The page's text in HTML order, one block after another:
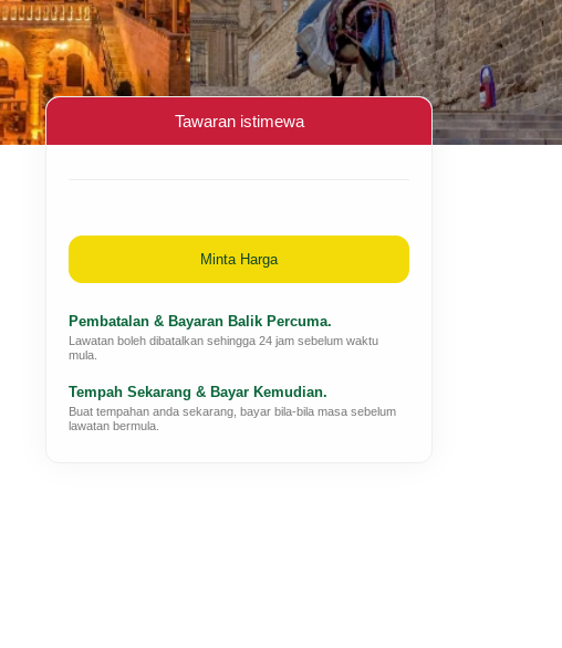
Tawaran istimewa
Minta Harga
Pembatalan & Bayaran Balik Percuma.
Lawatan boleh dibatalkan sehingga 24 jam sebelum waktu
mula.
Tempah Sekarang & Bayar Kemudian.
Buat tempahan anda sekarang, bayar bila-bila masa sebelum
lawatan bermula.